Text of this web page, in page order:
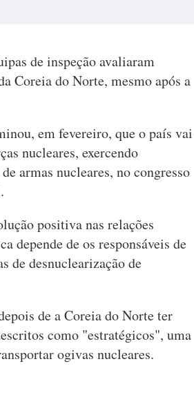
de inspeção avaliaram
Coreia do Norte, mesmo após a
em fevereiro, que o país vai
nucleares, exercendo
armas nucleares, no congresso
positiva nas relações
depende de os responsáveis de
de desnuclearização de
de a Coreia do Norte ter
como "estratégicos", uma
ogivas nucleares.